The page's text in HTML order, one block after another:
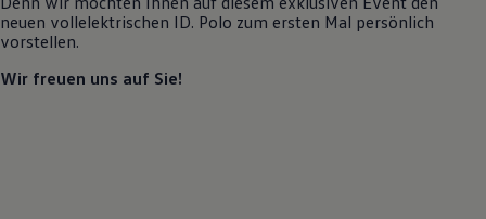
Motorenöl und Flüssigkeiten
Economy Service
neuen vollelektrischen ID. Polo zum ersten Mal persönlich
vorstellen.
Wir freuen uns auf Sie!